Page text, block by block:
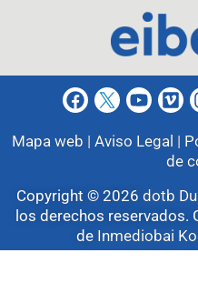
Mapa web | Aviso Legal |
de
Copyright © 2026 dotb
los derechos reservados.
de Inmediobai